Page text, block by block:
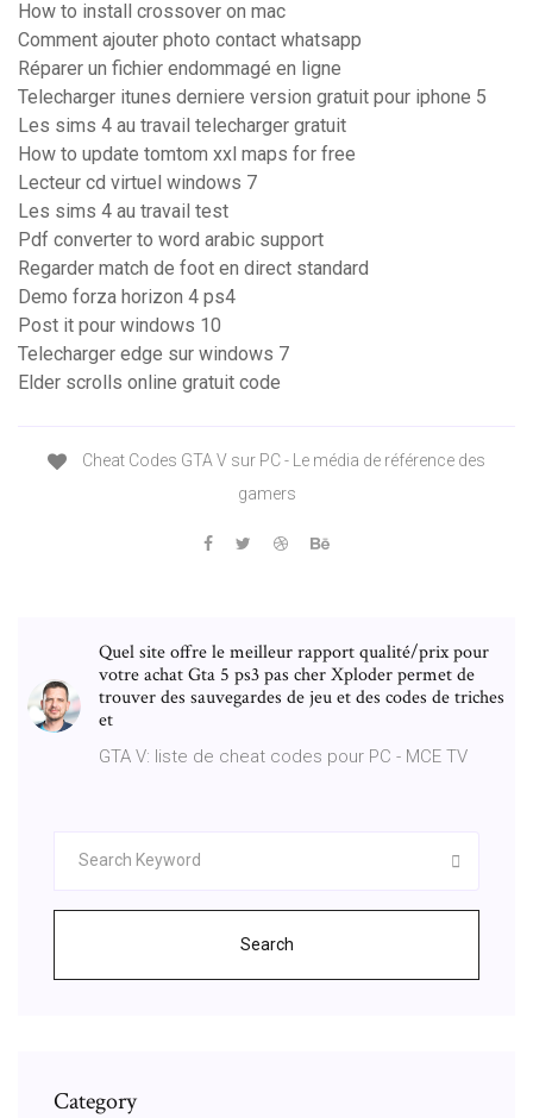
How to install crossover on mac
Comment ajouter photo contact whatsapp
Réparer un fichier endommagé en ligne
Telecharger itunes derniere version gratuit pour iphone 5
Les sims 4 au travail telecharger gratuit
How to update tomtom xxl maps for free
Lecteur cd virtuel windows 7
Les sims 4 au travail test
Pdf converter to word arabic support
Regarder match de foot en direct standard
Demo forza horizon 4 ps4
Post it pour windows 10
Telecharger edge sur windows 7
Elder scrolls online gratuit code
Cheat Codes GTA V sur PC - Le média de référence des
gamers
Quel site offre le meilleur rapport qualité/prix pour
votre achat Gta 5 ps3 pas cher Xploder permet de
trouver des sauvegardes de jeu et des codes de triches
et
GTA V: liste de cheat codes pour PC - MCE TV
Search
Category